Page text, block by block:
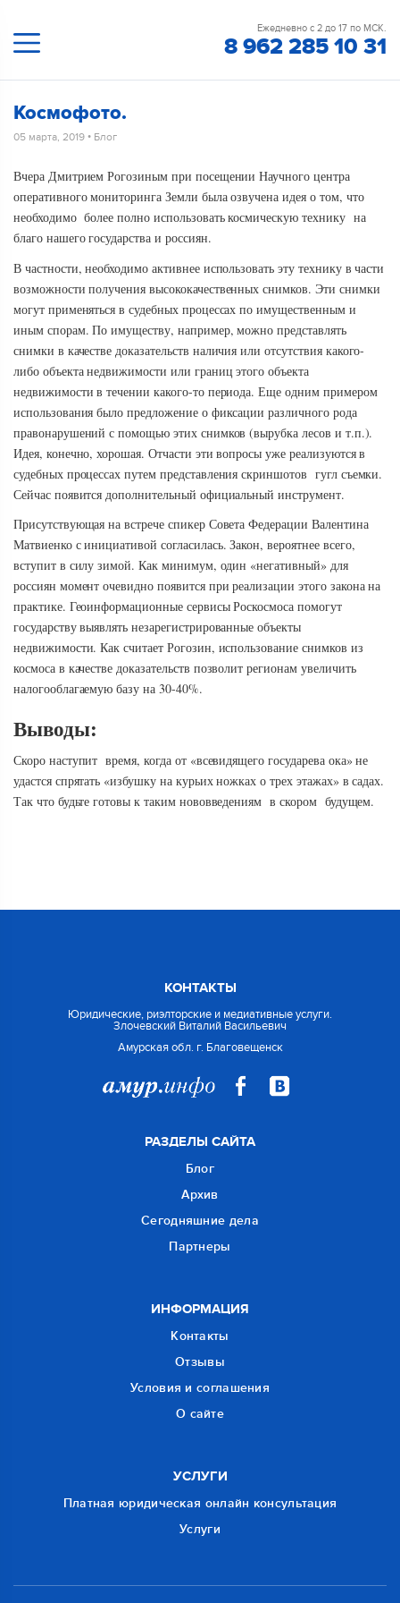
Ежедневно с 2 до 17 по МСК.
8 962 285 10 31
Космофото.
05 марта, 2019 • Блог
Вчера Дмитрием Рогозиным при посещении Научного центра
оперативного мониторинга Земли была озвучена идея о том, что
необходимо более полно использовать космическую технику на
благо нашего государства и россиян.
В частности, необходимо активнее использовать эту технику в части
возможности получения высококачественных снимков. Эти снимки
могут применяться в судебных процессах по имущественным и
иным спорам. По имуществу, например, можно представлять
снимки в качестве доказательств наличия или отсутствия какого-
либо объекта недвижимости или границ этого объекта
недвижимости в течении какого-то периода. Еще одним примером
использования было предложение о фиксации различного рода
правонарушений с помощью этих снимков (вырубка лесов и т.п.).
Идея, конечно, хорошая. Отчасти эти вопросы уже реализуются в
судебных процессах путем представления скриншотов гугл съемки.
Сейчас появится дополнительный официальный инструмент.
Присутствующая на встрече спикер Совета Федерации Валентина
Матвиенко с инициативой согласилась. Закон, вероятнее всего,
вступит в силу зимой. Как минимум, один «негативный» для
россиян момент очевидно появится при реализации этого закона на
практике. Геоинформационные сервисы Роскосмоса помогут
государству выявлять незарегистрированные объекты
недвижимости. Как считает Рогозин, использование снимков из
космоса в качестве доказательств позволит регионам увеличить
налогооблагаемую базу на 30-40%.
Выводы:
Скоро наступит время, когда от «всевидящего государева ока» не
удастся спрятать «избушку на курьих ножках о трех этажах» в садах.
Так что будьте готовы к таким нововведениям в скором будущем.
КОНТАКТЫ
Юридические, риэлторские и медиативные услуги.
Злочевский Виталий Васильевич
Амурская обл. г. Благовещенск
РАЗДЕЛЫ САЙТА
Блог
Архив
Сегодняшние дела
Партнеры
ИНФОРМАЦИЯ
Контакты
Отзывы
Условия и соглашения
О сайте
УСЛУГИ
Платная юридическая онлайн консультация
Услуги